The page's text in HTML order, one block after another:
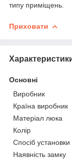
типу приміщень.
Приховати
Основні
Виробник
Країна виробник
Матеріал люка
Колір
Спосіб установки
Наявність замку